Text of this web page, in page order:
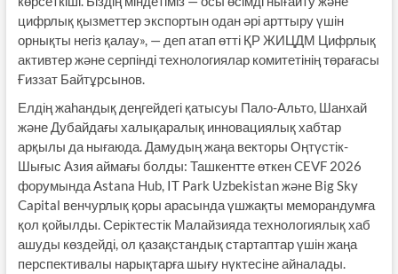
цифрлық қызметтер экспортын одан әрі арттыру үшін
орнықты негіз қалау», — деп атап өтті ҚР ЖИЦДМ Цифрлық
активтер және серпінді технологиялар комитетінің төрағасы
Ғиззат Байтұрсынов.
Елдің жаһандық деңгейдегі қатысуы Пало-Альто, Шанхай
және Дубайдағы халықаралық инновациялық хабтар
арқылы да нығаюда. Дамудың жаңа векторы Оңтүстік-
Шығыс Азия аймағы болды: Ташкентте өткен CEVF 2026
форумында Astana Hub, IT Park Uzbekistan және Big Sky
Capital венчурлық қоры арасында үшжақты меморандумға
қол қойылды. Серіктестік Малайзияда технологиялық хаб
ашуды көздейді, ол қазақстандық стартаптар үшін жаңа
перспективалы нарықтарға шығу нүктесіне айналады.